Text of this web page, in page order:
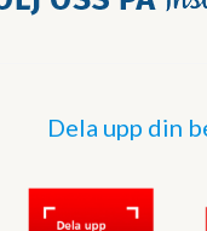
Dela upp din